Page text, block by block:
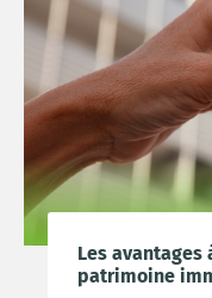
Les avantages
patrimoine